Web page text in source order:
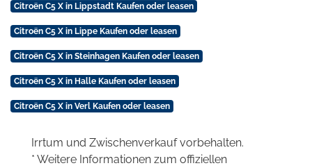
Citroën C5 X in Lippstadt Kaufen oder leasen
Citroën C5 X in Lippe Kaufen oder leasen
Citroën C5 X in Steinhagen Kaufen oder leasen
Citroën C5 X in Halle Kaufen oder leasen
Citroën C5 X in Verl Kaufen oder leasen
Irrtum und Zwischenverkauf vorbehalten.
* Weitere Informationen zum offiziellen